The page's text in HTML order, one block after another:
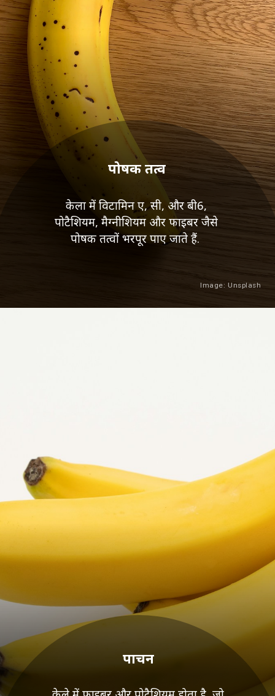
केला में विटामिन ए, सी, और बी6,
पोटैशियम, मैग्नीशियम और फाइबर जैसे
पोषक तत्वों भरपूर पाए जाते हैं.
पोषक तत्व
Image: Unsplash
पाचन